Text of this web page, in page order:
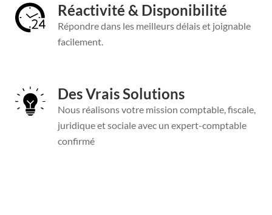
Réactivité & Disponibilité
Répondre dans les meilleurs délais et joignable
facilement.
Des Vrais Solutions
Nous réalisons votre mission comptable, fiscale,
juridique et sociale avec un expert-comptable
confirmé